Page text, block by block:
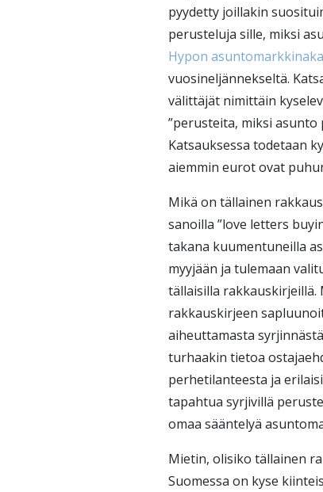
pyydetty joillakin
perusteluja sille, miksi
Hypon
vuosineljännekseltä.
välittäjät nimittäin
”perusteita, miksi asunto
Katsauksessa todetaan
aiemmin eurot ovat
Mikä on tällainen
sanoilla ”love letters
takana kuumentuneilla
myyjään ja tulemaan
tällaisilla rakkauskirjeillä.
rakkauskirjeen
aiheuttamasta
turhaakin tietoa
perhetilanteesta ja
tapahtua syrjivillä
omaa sääntelyä
Mietin, olisiko tällainen
Suomessa on kyse